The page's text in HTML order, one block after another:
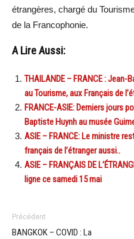
étrangères, chargé du
de la Francophonie.
A Lire Aussi:
THAILANDE – FRANCE :
au Tourisme, aux Français de
FRANCE-ASIE: Derniers jours
Baptiste Huynh au musée
ASIE – FRANCE: Le ministre
français de l’étranger aussi..
ASIE – FRANÇAIS DE
ligne ce samedi 15 mai
Précédent
BANGKOK – COVID : La